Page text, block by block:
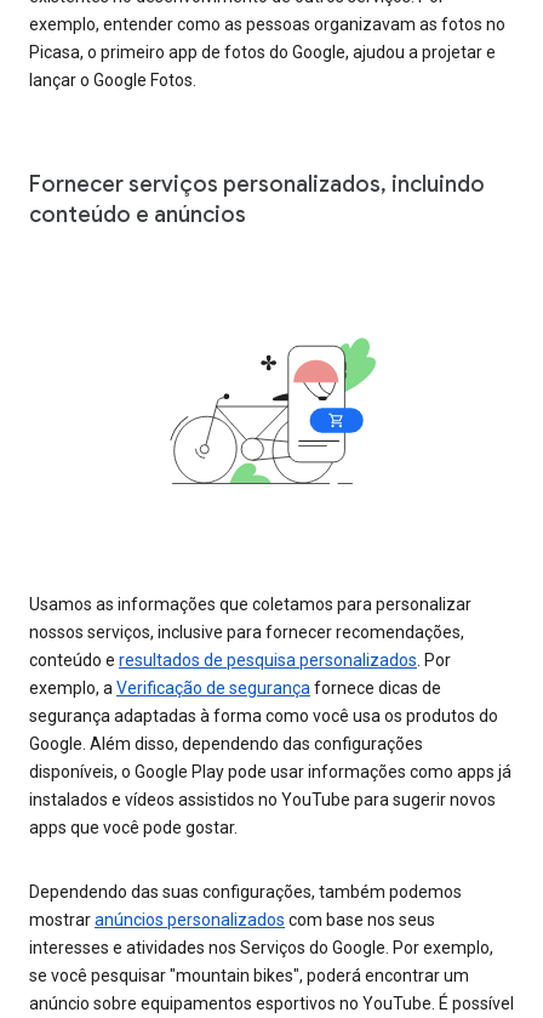
exemplo, entender como as pessoas organizavam as fotos no
Picasa, o primeiro app de fotos do Google, ajudou a projetar e
lançar o Google Fotos.
Fornecer serviços personalizados, incluindo
conteúdo e anúncios
Usamos as informações que coletamos para personalizar
nossos serviços, inclusive para fornecer recomendações,
conteúdo e resultados de pesquisa personalizados . Por
exemplo, a Verificação de segurança fornece dicas de
segurança adaptadas à forma como você usa os produtos do
Google. Além disso, dependendo das configurações
disponíveis, o Google Play pode usar informações como apps já
instalados e vídeos assistidos no YouTube para sugerir novos
apps que você pode gostar.
Dependendo das suas configurações, também podemos
mostraranúncios personalizados com base nos seus
interesses e atividades nos Serviços do Google. Por exemplo,
se você pesquisar "mountain bikes", poderá encontrar um
anúncio sobre equipamentos esportivos no YouTube. É possível